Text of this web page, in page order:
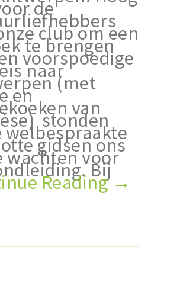
de
club om een
te brengen
voorspoedige
naar
(met
en
van
stonden
welbespraakte
gidsen ons
wachten voor
Bij
Reading →